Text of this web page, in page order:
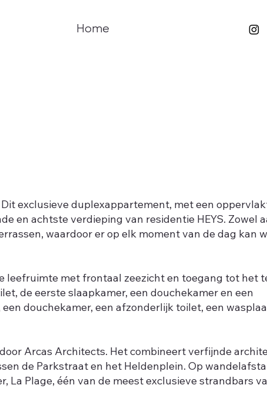
Home
exclusieve duplexappartement, met een
en achtste verdieping van residentie HEYS. Zowel
waardoor er op elk moment van de dag kan
leefruimte met frontaal zeezicht en toegang tot het
de eerste slaapkamer, een douchekamer en een
douchekamer, een afzonderlijk toilet, een
Arcas Architects. Het combineert verfijnde
de Parkstraat en het Heldenplein. Op
Plage, één van de meest exclusieve strandbars